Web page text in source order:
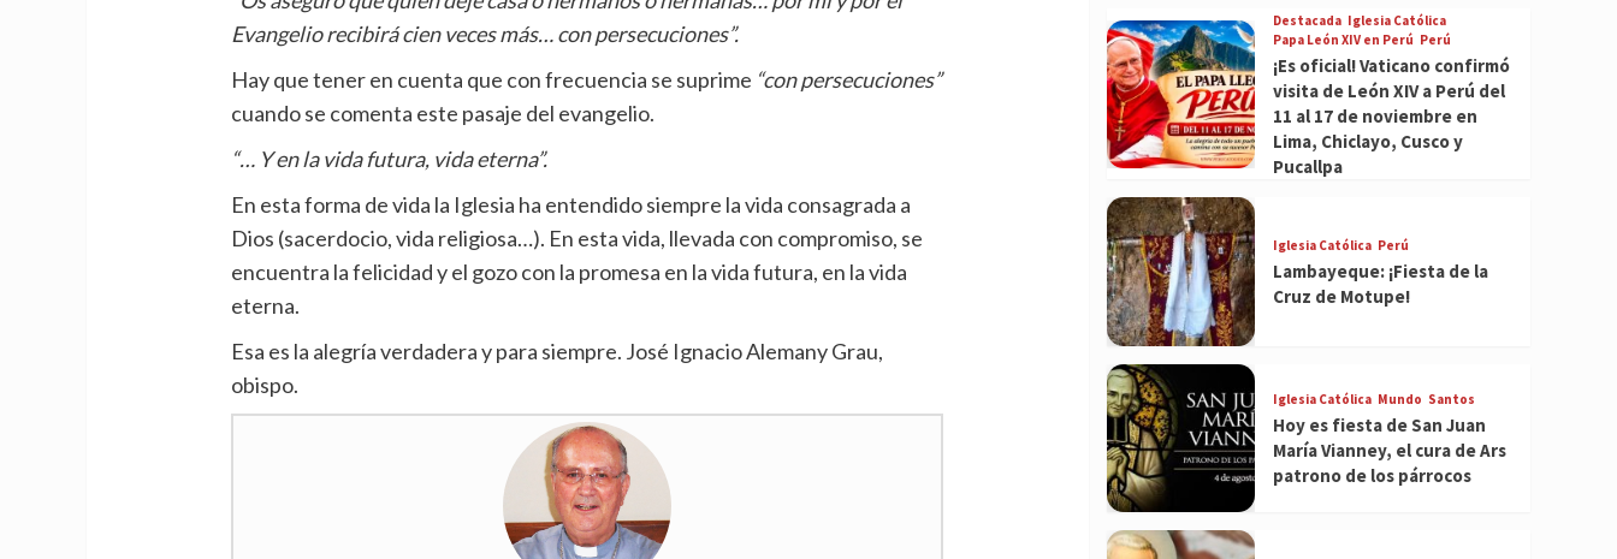
Evangelio recibirá cien veces más… con persecuciones”.
Hay que tener en cuenta que con frecuencia se suprime “con persecuciones”
cuando se comenta este pasaje del evangelio.
“… Y en la vida futura, vida eterna”.
En esta forma de vida la Iglesia ha entendido siempre la vida consagrada a
Dios (sacerdocio, vida religiosa…). En esta vida, llevada con compromiso, se
encuentra la felicidad y el gozo con la promesa en la vida futura, en la vida
eterna.
Esa es la alegría verdadera y para siempre. José Ignacio Alemany Grau,
obispo.
Destacada Iglesia Católica
Papa León XIV en Perú Perú
¡Es oficial! Vaticano confirmó
visita de León XIV a Perú del
11 al 17 de noviembre en
Lima, Chiclayo, Cusco y
Pucallpa
Iglesia Católica Perú
Lambayeque: ¡Fiesta de la
Cruz de Motupe!
Iglesia Católica Mundo Santos
Hoy es fiesta de San Juan
María Vianney, el cura de Ars
patrono de los párrocos